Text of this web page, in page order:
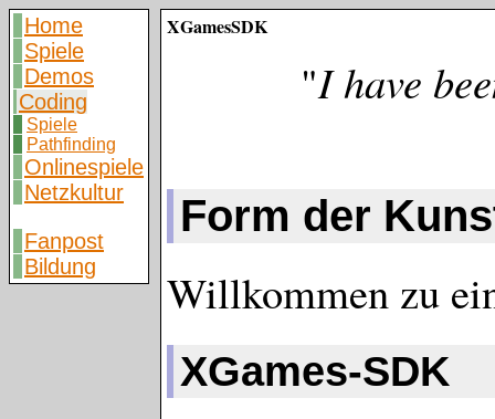
Home
Spiele
Demos
Coding
Spiele
Pathfinding
Onlinespiele
Netzkultur
Fanpost
Bildung
XGamesSDK
"I have
Form der
Willkommen zu
XGames-SDK